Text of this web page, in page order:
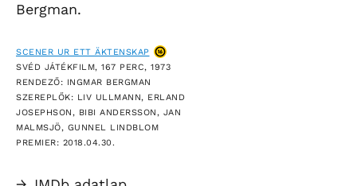
Bergman.
SCENER UR ETT ÄKTENSKAP
SVÉD JÁTÉKFILM, 167 PERC, 1973
RENDEZŐ: INGMAR BERGMAN
SZEREPLŐK: LIV ULLMANN, ERLAND
JOSEPHSON, BIBI ANDERSSON, JAN
MALMSJÖ, GUNNEL LINDBLOM
PREMIER: 2018.04.30.